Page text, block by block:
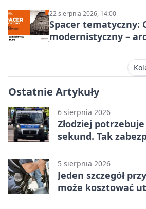
22 sierpnia 2026, 14:00
Spacer tematyczny:
modernistyczny –
Ostatnie Artykuły
6 sierpnia 2026
Złodziej
sekund. Tak
5 sierpnia 2026
Jeden szczegół
może kosztować